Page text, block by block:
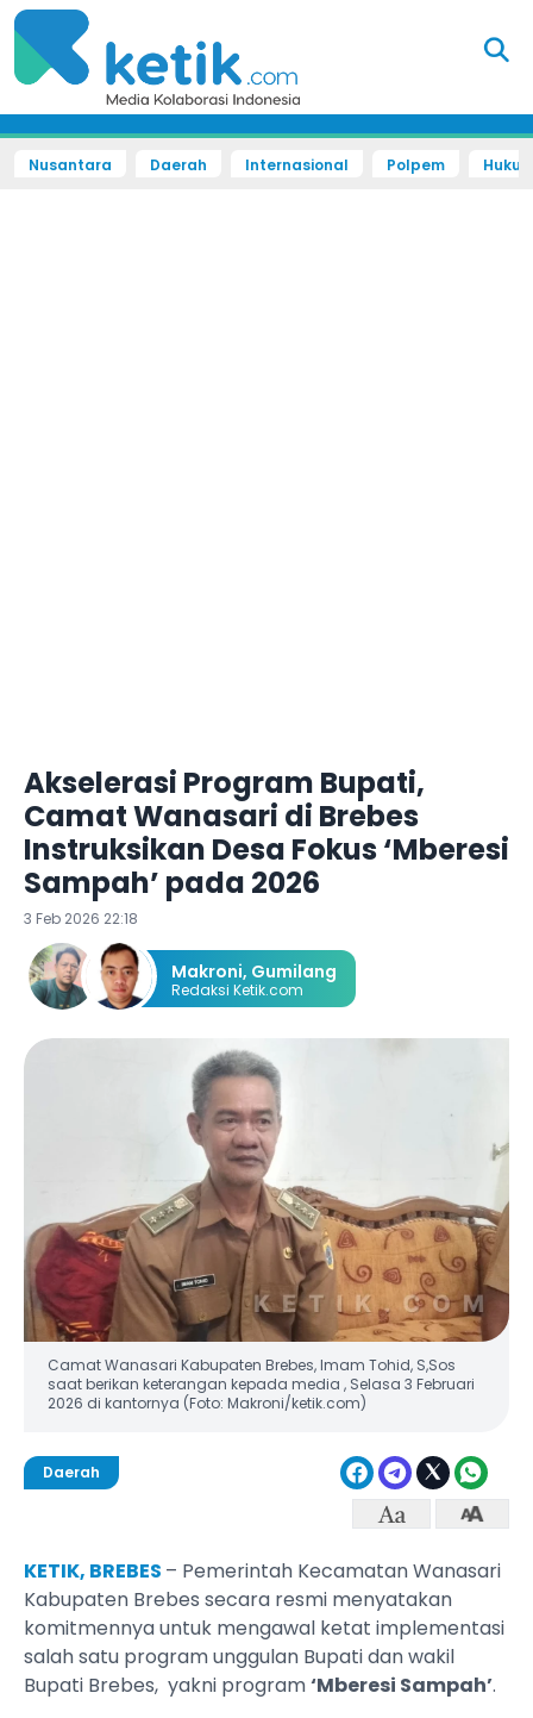
Nusantara Daerah Internasional Polpem
Akselerasi Program Bupati,
Camat Wanasari di Brebes
Instruksikan Desa Fokus ‘Mberesi
Sampah’ pada 2026
3 Feb 2026 22:18
Makroni, Gumilang
Redaksi Ketik.com
Camat Wanasari Kabupaten Brebes, Imam Tohid, S,Sos
saat berikan keterangan kepada media , Selasa 3 Februari
2026 di kantornya (Foto: Makroni/ketik.com)
Daerah
KETIK, BREBES – Pemerintah Kecamatan Wanasari
Kabupaten Brebes secara resmi menyatakan
komitmennya untuk mengawal ketat implementasi
salah satu program unggulan Bupati dan wakil
Bupati Brebes, yakni program‘Mberesi Sampah’.